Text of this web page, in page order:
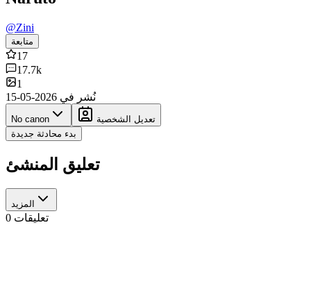
@Zini
متابعة
17
17.7k
1
نُشر في 2026-05-15
No canon
تعديل الشخصية
بدء محادثة جديدة
تعليق المنشئ
المزيد
تعليقات 0